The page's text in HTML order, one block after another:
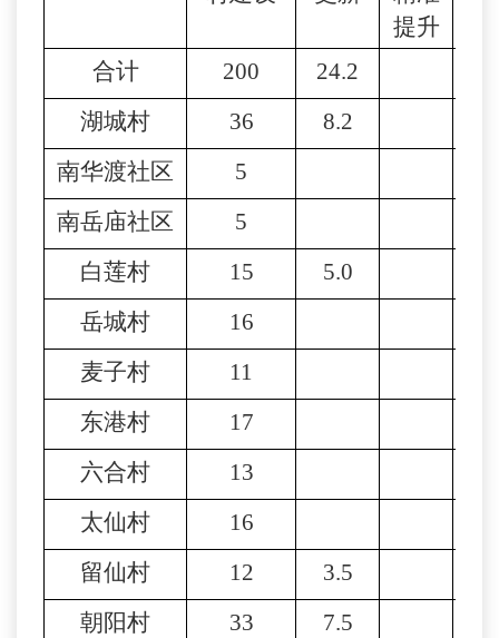
提升
合计 200 24.2
湖城村
36 8.2
南华渡社区
5
南岳庙社区
5
白莲村
15 5.0
岳城村
16
麦子村
11
东港村
17
六合村
13
太仙村
16
留仙村
12 3.5
朝阳村
33 7.5